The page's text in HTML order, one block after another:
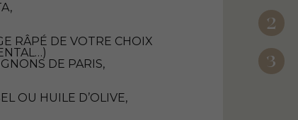
RÂPÉ DE VOTRE CHOIX
DE PARIS,
OU HUILE D’OLIVE,